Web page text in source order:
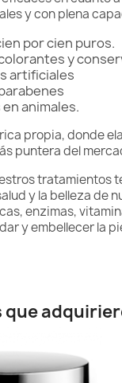
y con plena
por cien puros.
y
artificiales
animales.
propia, donde
puntera del
tratamientos
y la belleza de
enzimas,
y embellecer la
que